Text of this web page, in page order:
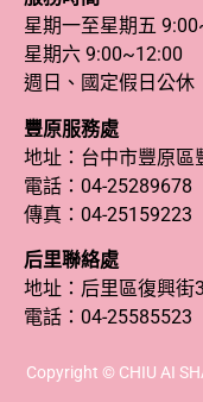
星期一至星期五
星期六 9:00~12:00
週日、國定假日公休
豐原服務處
地址：台中市豐原區
電話： 04-25289678
傳真：04-25159223
后里聯絡處
地址：后里區復興街
電話： 04-25585523
Copyright © CHIU AI